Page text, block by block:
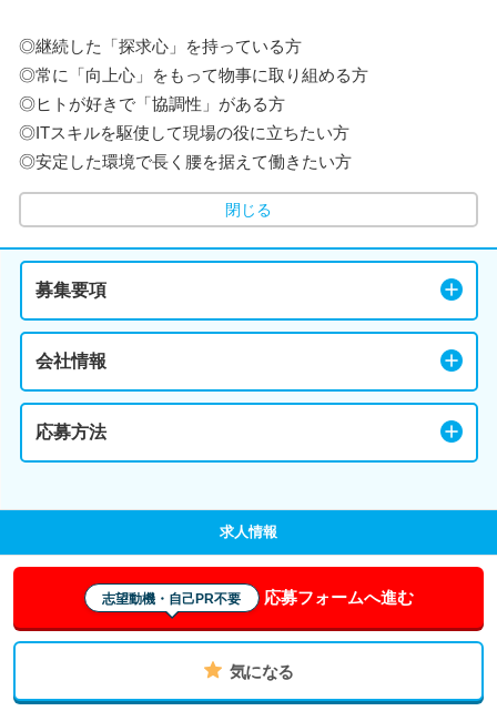
◎継続した「探求心」を持っている方
◎常に「向上心」をもって物事に取り組める方
◎ヒトが好きで「協調性」がある方
◎ITスキルを駆使して現場の役に立ちたい方
◎安定した環境で長く腰を据えて働きたい方
閉じる
募集要項
会社情報
応募方法
求人情報
志望動機・自己PR不要 応募フォームへ進む
気になる